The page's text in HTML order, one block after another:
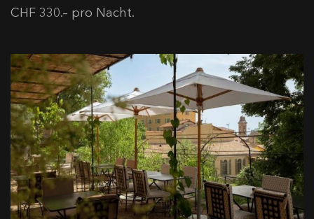
CHF 330.– pro Nacht.